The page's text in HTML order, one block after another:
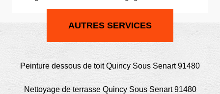
AUTRES SERVICES
Peinture dessous de toit Quincy Sous Senart 91480
Nettoyage de terrasse Quincy Sous Senart 91480